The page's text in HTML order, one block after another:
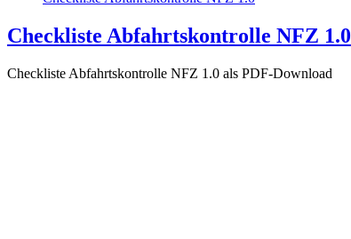
Checkliste Abfahrtskontrolle NFZ 1.0
Checkliste Abfahrtskontrolle NFZ 1.0 als PDF-Download